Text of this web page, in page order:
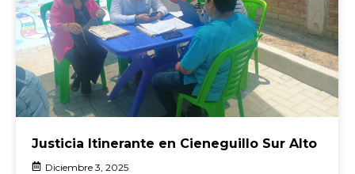
Justicia Itinerante en Cieneguillo Sur Alto
Diciembre 3, 2025